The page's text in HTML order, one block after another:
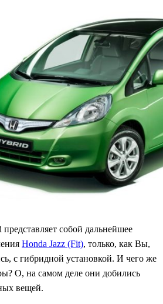
собой дальнейшее
Honda Jazz (Fit), только, как Вы,
с гибридной установкой. И чего же
О, на самом деле они добились
вещей.